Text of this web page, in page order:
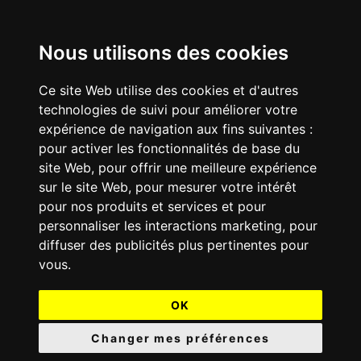
Nous utilisons des cookies
Ce site Web utilise des cookies et d'autres
technologies de suivi pour améliorer votre
expérience de navigation aux fins suivantes :
pour activer les fonctionnalités de base du
site Web, pour offrir une meilleure expérience
sur le site Web, pour mesurer votre intérêt
pour nos produits et services et pour
personnaliser les interactions marketing, pour
diffuser des publicités plus pertinentes pour
vous.
OK
Changer mes préférences